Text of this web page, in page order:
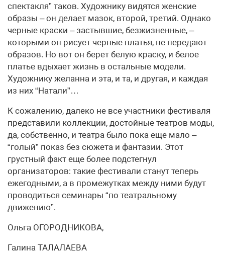
спектакля” таков. Художнику видятся женские
образы – он делает мазок, второй, третий. Однако
черные краски – застывшие, безжизненные, –
которыми он рисует черные платья, не передают
образов. Но вот он берет белую краску, и белое
платье вдыхает жизнь в остальные модели.
Художнику желанна и эта, и та, и другая, и каждая
из них “Натали”…
К сожалению, далеко не все участники фестиваля
представили коллекции, достойные театров моды,
да, собственно, и театра было пока еще мало –
“голый” показ без сюжета и фантазии. Этот
грустный факт еще более подстегнул
организаторов: такие фестивали станут теперь
ежегодными, а в промежутках между ними будут
проводиться семинары “по театральному
движению”.
Ольга ОГОРОДНИКОВА,
Галина ТАЛАЛАЕВА